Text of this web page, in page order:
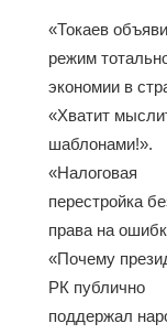
«Токаев
режим
экономии в
«Хватит
шаблонами!».
«Налоговая
перестройка
права на
«Почему
РК публично
поддержал